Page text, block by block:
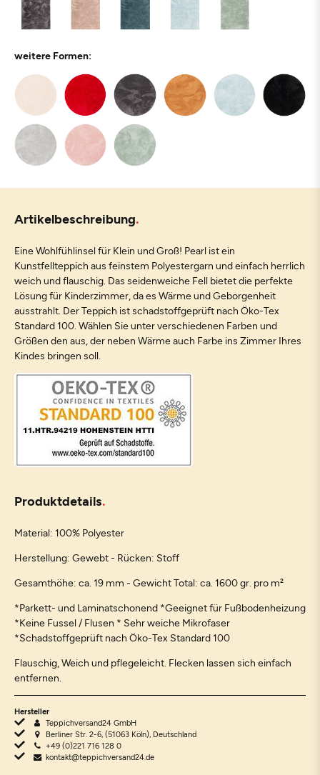
weitere Formen:
Artikelbeschreibung
Eine Wohlfühlinsel für Klein und Groß! Pearl ist ein
Kunstfellteppich aus feinstem Polyestergarn und einfach herrlich
weich und flauschig. Das seidenweiche Fell bietet die perfekte
Lösung für Kinderzimmer, da es Wärme und Geborgenheit
ausstrahlt. Der Teppich ist schadstoffgeprüft nach Öko-Tex
Standard 100. Wählen Sie unter verschiedenen Farben und
Größen den aus, der neben Wärme auch Farbe ins Zimmer Ihres
Kindes bringen soll.
Produktdetails
Material: 100% Polyester
Herstellung: Gewebt - Rücken: Stoff
Gesamthöhe: ca. 19 mm - Gewicht Total: ca. 1600 gr. pro m²
*Parkett- und Laminatschonend *Geeignet für Fußbodenheizung
*Keine Fussel / Flusen * Sehr weiche Mikrofaser
*Schadstoffgeprüft nach Öko-Tex Standard 100
Flauschig, Weich und pflegeleicht. Flecken lassen sich einfach
entfernen.
Hersteller
Teppichversand24 GmbH
Berliner Str. 2-6, (51063 Köln), Deutschland
+49 (0)221 716 128 0
kontakt@teppichversand24.de